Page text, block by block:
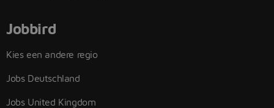
Jobbird
Kies een andere regio
Jobs Deutschland
Jobs United Kingdom